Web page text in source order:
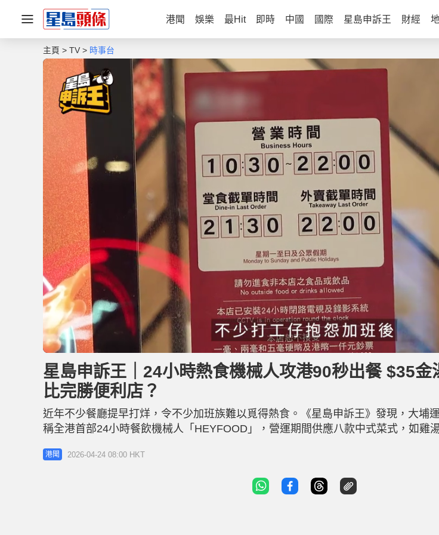
港聞 娛樂 最Hit 即時 中國 國際 星島申訴王 財經
主頁 TV 時事台
n
u
t
e
o
d
e
d
2
.
5
%
星島申訴王｜24小時熱食機械人攻港90秒出餐 $35金
比完勝便利店？
近年不少餐廳提早打烊，令不少加班族難以覓得熱食。《星島申訴王》發現，大埔
稱全港首部24小時餐飲機械人「HEYFOOD」，營運期間供應八款中式菜式，如雞
燒牛肉麵等，從接單、翻熱到出餐均由機械全自動完成，最快只需約一分半鐘，既
王》記者到場實測，亦有YouTuber特地前來試食，表示整體比連鎖便利店的餐品更
港聞 2026-04-24 08:00 HKT